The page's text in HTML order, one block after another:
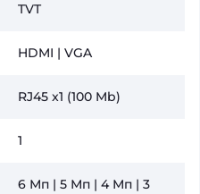
TVT
HDMI | VGA
RJ45 x1 (100 Mb)
1
6 Мп | 5 Мп | 4 Мп | 3